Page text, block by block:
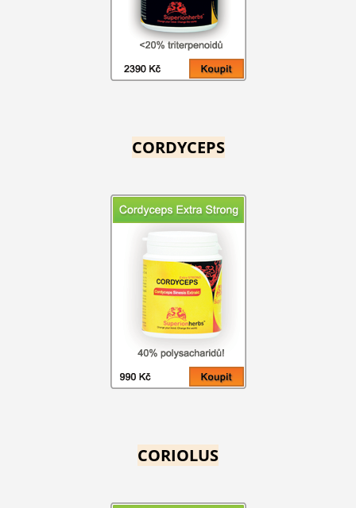
CORDYCEPS
CORIOLUS